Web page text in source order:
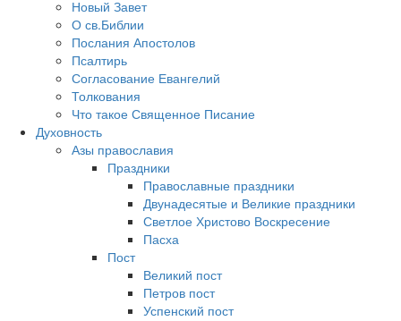
Новый Завет
О св.Библии
Послания Апостолов
Псалтирь
Согласование Евангелий
Толкования
Что такое Священное Писание
Духовность
Азы православия
Праздники
Православные праздники
Двунадесятые и Великие праздники
Светлое Христово Воскресение
Пасха
Пост
Великий пост
Петров пост
Успенский пост